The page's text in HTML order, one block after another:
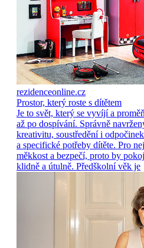
rezidenceonline.cz
Prostor, který roste s dítětem
Je to svět, který se vyvíjí a
až po dospívání. Správně
kreativitu, soustředění i
a specifické potřeby dítěte. Pro
měkkost a bezpečí, proto by
klidně a útulně. Předškolní věk je